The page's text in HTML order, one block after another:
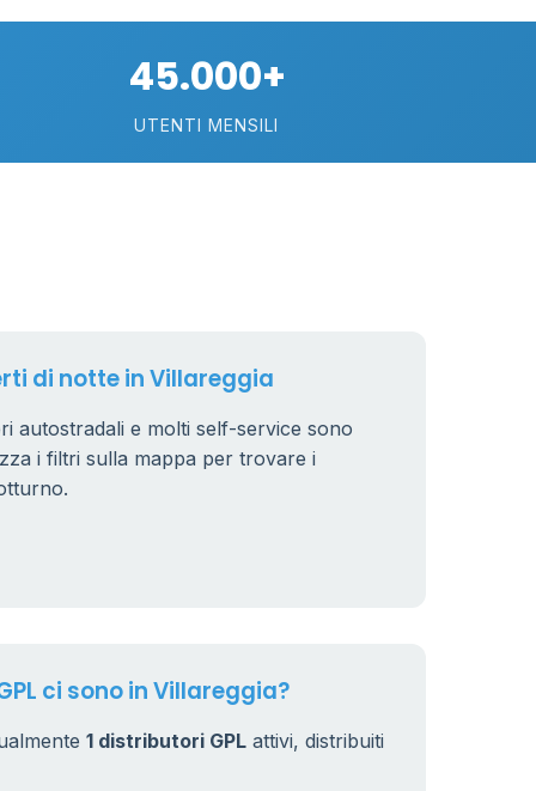
45.000+
UTENTI MENSILI
di notte in Villareggia
autostradali e molti self-service sono
i filtri sulla mappa per trovare i
ci sono in Villareggia?
1 distributori GPL attivi, distribuiti